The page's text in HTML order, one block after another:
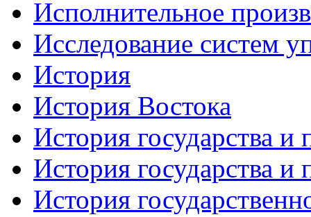
Исполнительное
Исследование систем
История
История Востока
История государства и
История государства и
История